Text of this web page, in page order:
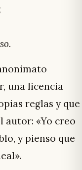
una licencia
reglas y que
autor: «Yo creo
y pienso que